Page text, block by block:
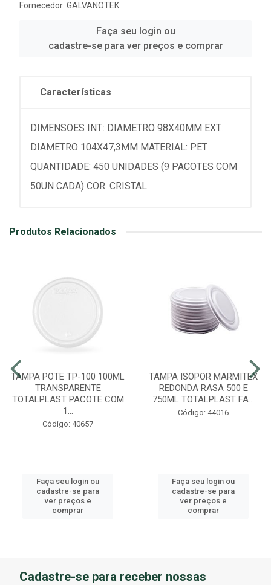
Fornecedor: GALVANOTEK
Faça seu login ou
cadastre-se para ver preços e comprar
Características
DIMENSOES INT.: DIAMETRO 98X40MM EXT.:
DIAMETRO 104X47,3MM MATERIAL: PET
QUANTIDADE: 450 UNIDADES (9 PACOTES COM
50UN CADA) COR: CRISTAL
Produtos Relacionados
TAMPA POTE TP-100 100ML
TRANSPARENTE
TOTALPLAST PACOTE COM
1...
Código: 40657
Faça seu login ou
cadastre-se para
ver preços e
comprar
TAMPA ISOPOR MARMITEX
REDONDA RASA 500 E
750ML TOTALPLAST FA...
Código: 44016
Faça seu login ou
cadastre-se para
ver preços e
comprar
Cadastre-se para receber nossas